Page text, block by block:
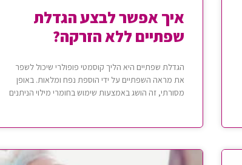
איך אפשר לבצע הגדלת
שפתיים ללא הזרקה?
הגדלת שפתיים היא הליך קוסמטי פופולרי שיכול לשפר
את מראה השפתיים על ידי הוספת נפח ומלאות. באופן
מסורתי, זה הושג באמצעות שימוש בחומרי מילוי הניתנים